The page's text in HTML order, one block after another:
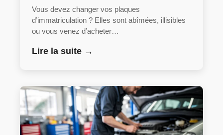
Vous devez changer vos plaques
d’immatriculation ? Elles sont abîmées, illisibles
ou vous venez d’acheter…
Lire la suite →